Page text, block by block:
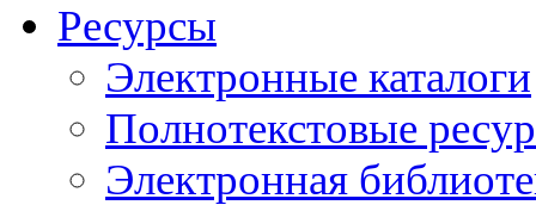
Ресурсы
Электронные каталоги
Полнотекстовые
Электронная